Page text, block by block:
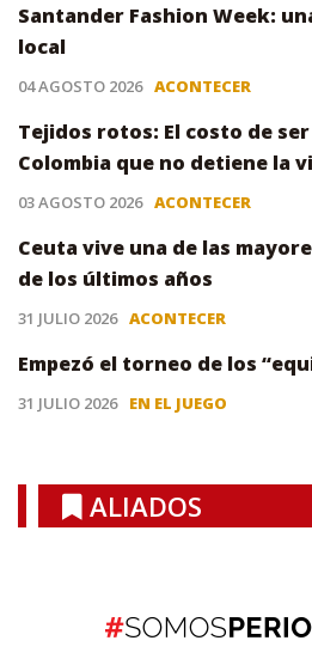
Santander Fashion Week:
local
04 AGOSTO 2026 ACONTECER
Tejidos rotos: El costo de
Colombia que no detiene la
03 AGOSTO 2026 ACONTECER
Ceuta vive una de las
de los últimos años
31 JULIO 2026 ACONTECER
Empezó el torneo de los
31 JULIO 2026 EN EL JUEGO
ALIADOS